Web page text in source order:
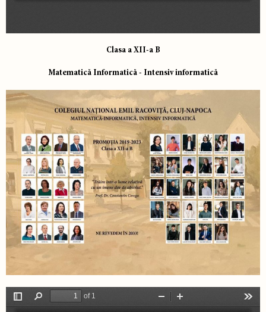
Clasa a XII-a B
Matematică Informatică - Intensiv informatică